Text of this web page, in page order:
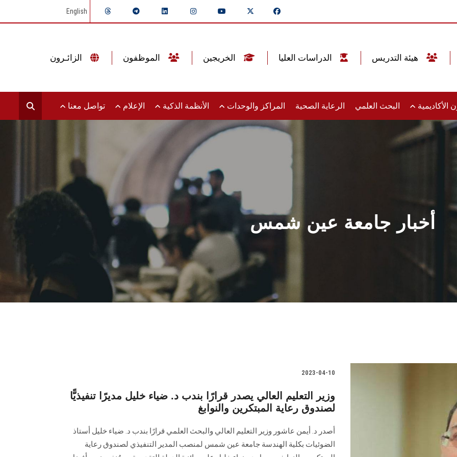
English
الأكاديمية البحث العلمي الرعاية الصحية المراكز والوحدات الأنظمة الذكية الإعلام تواصل معنا
أخبار جامعة عين شمس
2023-04-10
وزير التعليم العالي يصدر قرارًا بندب د. ضياء خليل مديرًا تنفيذيًّا
لصندوق رعاية المبتكرين والنوابغ
أصدر د. أيمن عاشور وزير التعليم العالي والبحث العلمي قرارًا بندب د. ضياء خليل أستاذ
الضوئيات بكلية الهندسة جامعة عين شمس لمنصب المدير التنفيذي لصندوق رعاية